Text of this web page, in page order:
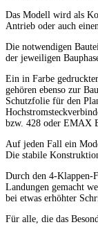
Das Modell wird als
Antrieb oder auch
Die notwendigen
der jeweiligen
Ein in Farbe
gehören ebenso zur
Schutzfolie für den
bzw. 428 oder EMAX
Auf jeden Fall ein
Die stabile
Durch den 4-Klappen-
Landungen gemacht
bei etwas erhöhter
Für alle, die das